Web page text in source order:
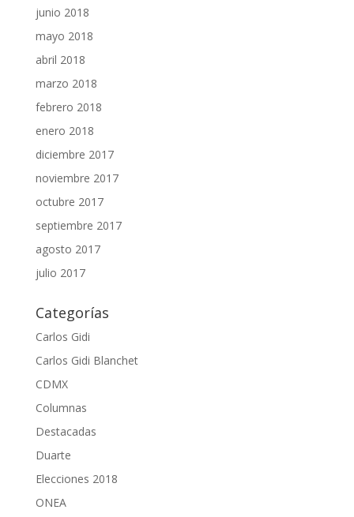
junio 2018
mayo 2018
abril 2018
marzo 2018
febrero 2018
enero 2018
diciembre 2017
noviembre 2017
octubre 2017
septiembre 2017
agosto 2017
julio 2017
Categorías
Carlos Gidi
Carlos Gidi Blanchet
CDMX
Columnas
Destacadas
Duarte
Elecciones 2018
ONEA